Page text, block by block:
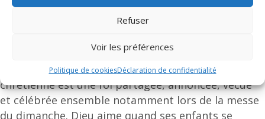
Refuser
Voir les préférences
Politique de cookiesDéclaration de confidentialité
Comme dit le dicton, “un chrétien isolé est un
chrétien en danger”. Chaque enfant est appelé à
pas une croyance personnelle vécue de façon
individualiste, où chacun reste chez soi. La Foi
chrétienne est une foi partagée, annoncée, vécue
et célébrée ensemble notamment lors de la messe
du dimanche. Dieu aime quand ses enfants se